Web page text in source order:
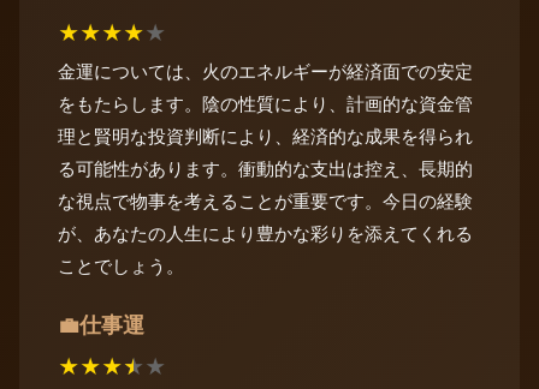
★★★★★
金運については、火のエネルギーが経済面での安定
をもたらします。陰の性質により、計画的な資金管
理と賢明な投資判断により、経済的な成果を得られ
る可能性があります。衝動的な支出は控え、長期的
な視点で物事を考えることが重要です。今日の経験
が、あなたの人生により豊かな彩りを添えてくれる
ことでしょう。
💼仕事運
★★★★★